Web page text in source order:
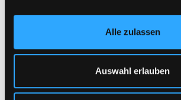
Alle zulassen
Auswahl erlauben